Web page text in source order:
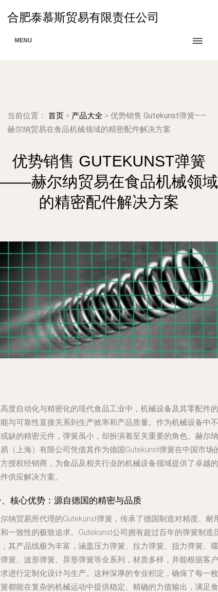
合肥泰慕斯贸易有限责任公司
MENU
当前位置： 首页 > 产品大全 > 优势销售 Gutekunst弹簧——
赫尔纳贸易在食品机械领域的精密配件解决方案
优势销售 GUTEKUNST弹簧
——赫尔纳贸易在食品机械领域
的精密配件解决方案
度自动化与精密化的现代食品工业中，机械设备及其零配件的
与可靠性直接关系到生产效率和产品质量。作为机械设备中不
缺的精密元件，弹簧虽小，却扮演着至关重要的角色。赫尔纳
（上海）有限公司凭借其作为德国Gutekunst弹簧在中国市场
授权经销商，为食品及相关行业的机械设备领域提供了卓越的
供应解决方案。
核心优势：源自德国的精密与品质
纳贸易所代理的Gutekunst弹簧，传承了德国制造对精度、耐
一致性的极致追求。Gutekunst公司拥有超过百年的弹簧制造
其产品线极为丰富，涵盖压力弹簧、拉力弹簧、扭力弹簧、碟
簧、波形弹簧、异形弹簧等全系列，材质多样，并能根据客户
进行定制化设计与生产。这种深厚的专业积淀，确保了每一枚
都能在复杂的机械运动中提供稳定、精确的力值输出，满足食